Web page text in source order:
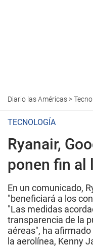
Diario las Américas>
TECNOLOGÍA
Ryanair,
ponen fin al
En un comunicado,
"beneficiará a los
"Las medidas
transparencia de la
aéreas", ha
la aerolínea, Kenny